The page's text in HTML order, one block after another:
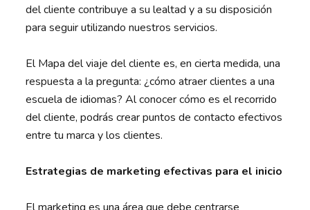
del cliente contribuye a su lealtad y a su disposición
para seguir utilizando nuestros servicios.
El Mapa del viaje del cliente es, en cierta medida, una
respuesta a la pregunta: ¿cómo atraer clientes a una
escuela de idiomas? Al conocer cómo es el recorrido
del cliente, podrás crear puntos de contacto efectivos
entre tu marca y los clientes.
Estrategias de marketing efectivas para el inicio